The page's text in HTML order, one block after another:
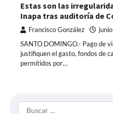
Estas son las
Inapa tras auditoría de
Francisco González
SANTO DOMINGO.- Pago de
justifiquen el gasto, fondos de
permitidos por…
Buscar: